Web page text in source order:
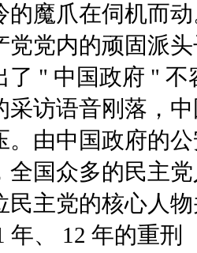
的魔爪在伺机而
党党内的顽固派
了 " 中国政府 "
采访语音刚落，
。由中国政府的
全国众多的民主
民主党的核心人
、 12 年的重刑。